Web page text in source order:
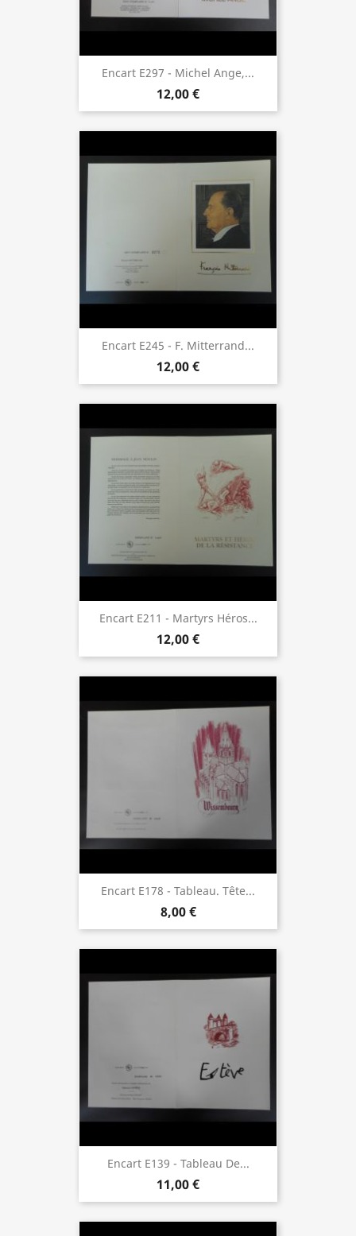
Encart E297 - Michel Ange,...
12,00 €
Encart E245 - F. Mitterrand...
12,00 €
Encart E211 - Martyrs Héros...
12,00 €
Encart E178 - Tableau. Tête...
8,00 €
Encart E139 - Tableau De...
11,00 €